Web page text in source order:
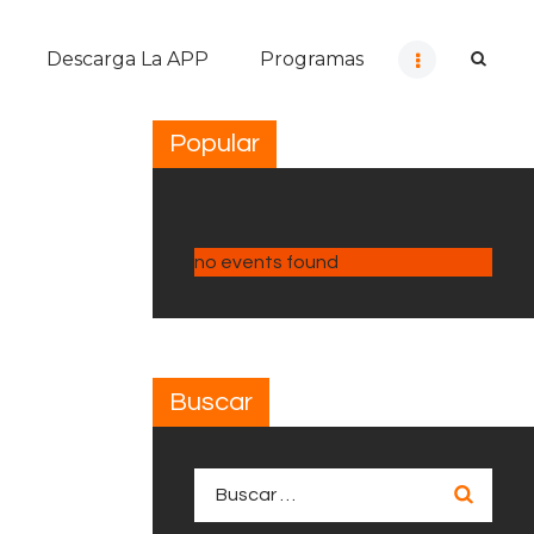
Descarga La APP Programas
Popular
no events found
Buscar